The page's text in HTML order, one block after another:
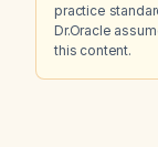
practice
Dr.Oracle
this content.